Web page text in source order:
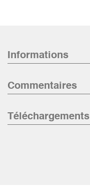
Informations
Commentaires
Téléchargements